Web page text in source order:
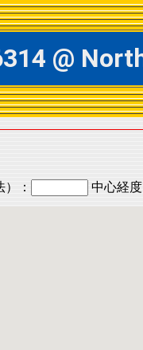
@
： 中心経